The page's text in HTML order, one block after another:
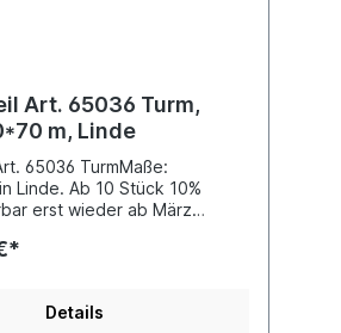
65036 Turm,
Maße: 150*70 m, Linde
65036 TurmMaße:
Linde. Ab 10 Stück 10%
erst wieder ab März
Details